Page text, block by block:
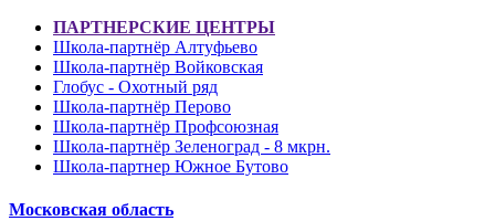
ПАРТНЕРСКИЕ ЦЕНТРЫ
Школа-партнёр Алтуфьево
Школа-партнёр Войковская
Глобус - Охотный ряд
Школа-партнёр Перово
Школа-партнёр Профсоюзная
Школа-партнёр Зеленоград - 8 мкрн.
Школа-партнер Южное Бутово
Московская область